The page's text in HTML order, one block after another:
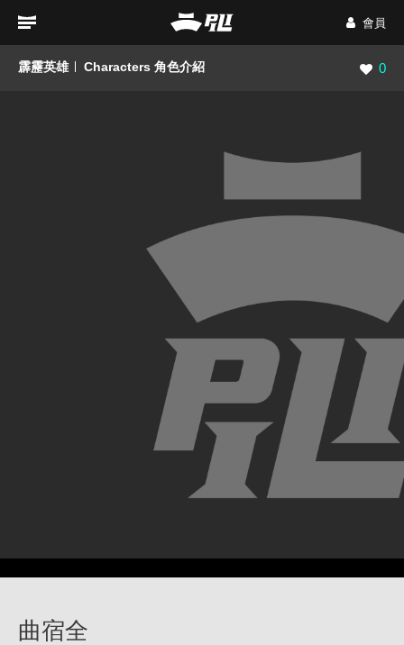
會員
霹靂英雄 Characters 角色介紹 瀏覽
0
曲宿全